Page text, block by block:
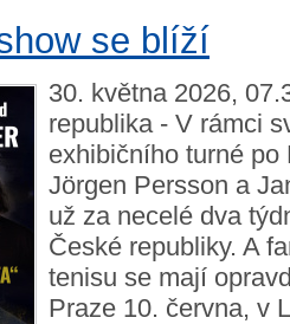
se blíží
30. května 2026,
republika - V rámci
exhibičního turné po
Jörgen Persson a
už za necelé dva
České republiky. A
tenisu se mají
Praze 10. června, v